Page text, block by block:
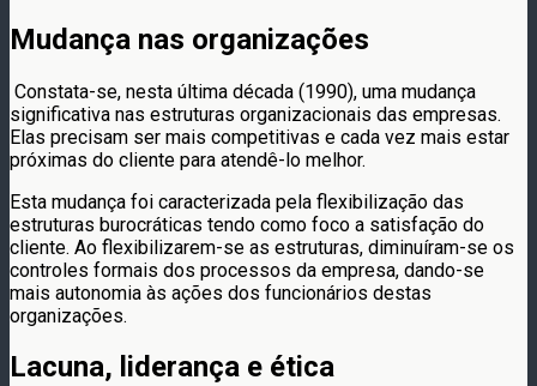
Mudança nas organizações
Constata-se, nesta última década (1990), uma mudança
significativa nas estruturas organizacionais das empresas.
Elas precisam ser mais competitivas e cada vez mais estar
próximas do cliente para atendê-lo melhor.
Esta mudança foi caracterizada pela flexibilização das
estruturas burocráticas tendo como foco a satisfação do
cliente. Ao flexibilizarem-se as estruturas, diminuíram-se os
controles formais dos processos da empresa, dando-se
mais autonomia às ações dos funcionários destas
organizações.
Lacuna, liderança e ética